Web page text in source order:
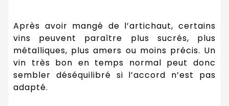
Après avoir mangé de l’artichaut, certains
vins peuvent paraître plus sucrés, plus
métalliques, plus amers ou moins précis. Un
vin très bon en temps normal peut donc
sembler déséquilibré si l’accord n’est pas
adapté.